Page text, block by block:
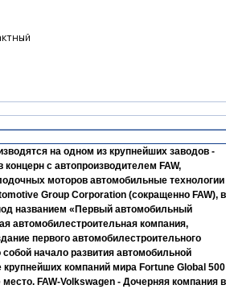
на одном из крупнейших заводов -
концерн с автопроизводителем FAW,
моторов автомобильные технологии
Group Corporation (сокращенно FAW), в
названием «Первый автомобильный
автомобилестроительная компания,
первого автомобилестроительного
начало развития автомобильной
компаний мира Fortune Global 500
место. FAW-Volkswagen - Дочерняя компания в